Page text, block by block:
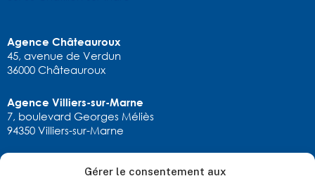
Gérer le consentement aux
Agence Châteauroux
45, avenue de Verdun
36000 Châteauroux
Agence Villiers-sur-Marne
7, boulevard Georges Méliès
94350 Villiers-sur-Marne